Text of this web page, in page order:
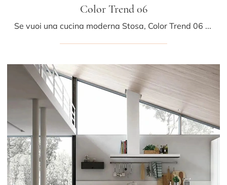
Color Trend 06
Se vuoi una cucina moderna Stosa, Color Trend 06 in legno ti aspetta nel nostro negozio di Cucine Moderne con isola.